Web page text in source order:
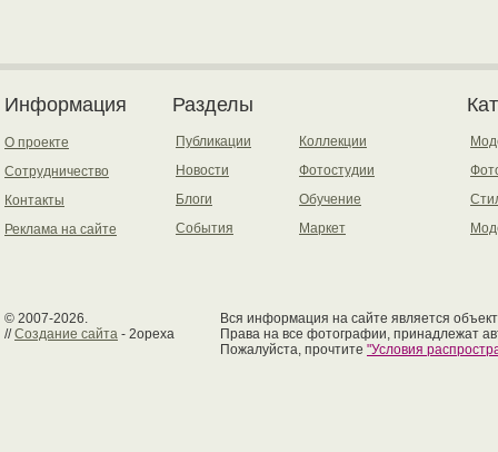
Информация
О проекте
Сотрудничество
Контакты
Реклама на сайте
Разделы
Публикации
Новости
Блоги
События
Коллекции
Фотостудии
Обучение
Маркет
© 2007-2026.
//Создание сайта - 2opexa
Вся информация на сайте является
Права на все фотографии, принадлежат
Пожалуйста, прочтите "Условия